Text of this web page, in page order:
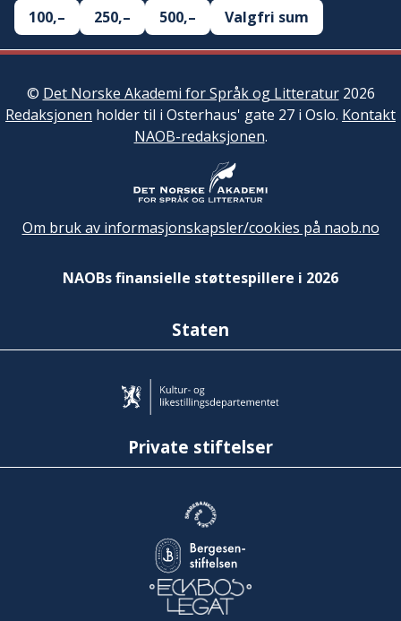
100,–
250,– 500,– Valgfri sum
© Det Norske Akademi for Språk og Litteratur2026
Redaksjonen holder til i Osterhaus' gate 27 i Oslo. Kontakt
NAOB-redaksjonen.
Om bruk av informasjonskapsler/cookies på naob.no
NAOBs finansielle støttespillere i 2026
Staten
Private stiftelser